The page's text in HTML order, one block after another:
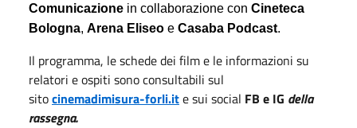
Comunicazione in collaborazione con Cineteca
Bologna, Arena Eliseo e Casaba Podcast.
Il programma, le schede dei film e le informazioni su
relatori e ospiti sono consultabili sul
sitocinemadimisura-forli.ite sui social FB e IG della
rassegna.